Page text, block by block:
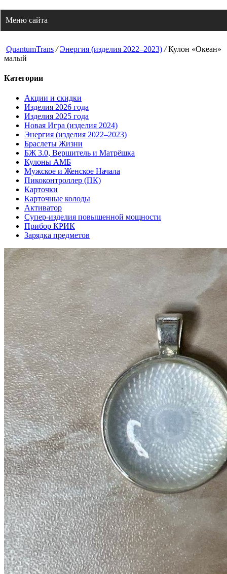
Меню сайта
Кулон «Океан» малый
QuantumTrans / Энергия (изделия 2022–2023) /Кулон «Океан»
малый
Категории
Акции и скидки
Изделия 2026 года
Изделия 2025 года
Новая Игра (изделия 2024)
Энергия (изделия 2022–2023)
Браслеты Жизни
БЖ 3.0, Вершитель и Матрёшка
Кулоны АМБ
Мужское и Женское Начала
Пикоконтроллер (ПК)
Карточки
Карточные колоды
Активатор
Супер-изделия повышенной мощности
Прибор КРИК
Зарядка предметов